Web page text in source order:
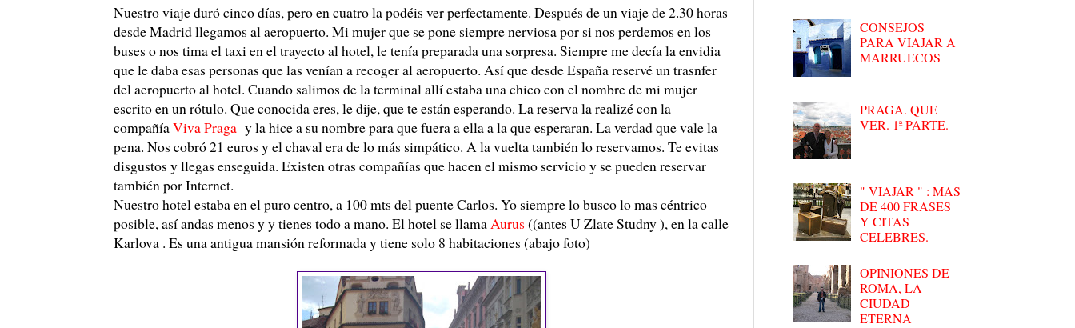
Nuestro viaje duró cinco días, pero en cuatro la podéis ver perfectamente. Después de un viaje de 2.30 horas
desde Madrid llegamos al aeropuerto. Mi mujer que se pone siempre nerviosa por si nos perdemos en los
buses o nos tima el taxi en el trayecto al hotel, le tenía preparada una sorpresa. Siempre me decía la envidia
que le daba esas personas que las venían a recoger al aeropuerto. Así que desde España reservé un trasnfer
del aeropuerto al hotel. Cuando salimos de la terminal allí estaba una chico con el nombre de mi mujer
escrito en un rótulo. Que conocida eres, le dije, que te están esperando. La reserva la realizé con la
compañíaViva Praga y la hice a su nombre para que fuera a ella a la que esperaran. La verdad que vale la
pena. Nos cobró 21 euros y el chaval era de lo más simpático. A la vuelta también lo reservamos. Te evitas
disgustos y llegas enseguida. Existen otras compañías que hacen el mismo servicio y se pueden reservar
también por Internet.
Nuestro hotel estaba en el puro centro, a 100 mts del puente Carlos. Yo siempre lo busco lo mas céntrico
posible, así andas menos y y tienes todo a mano. El hotel se llama Aurus ((antes U Zlate Studny ), en la calle
Karlova . Es una antigua mansión reformada y tiene solo 8 habitaciones (abajo foto)
CONSEJOS
PARA VIAJAR A
MARRUECOS
PRAGA. QUE
VER. 1ª PARTE.
" VIAJAR " : MAS
DE 400 FRASES
Y CITAS
CELEBRES.
OPINIONES DE
ROMA, LA
CIUDAD
ETERNA